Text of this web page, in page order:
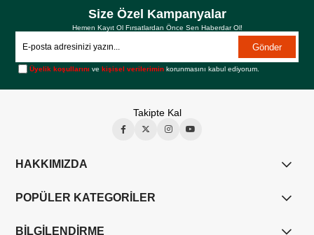
Size Özel Kampanyalar
Hemen Kayıt Ol Fırsatlardan Önce Sen Haberdar Ol!
Gönder
Üyelik koşullarını vekişisel verilerimin korunmasını kabul ediyorum.
Takipte Kal
HAKKIMIZDA
POPÜLER KATEGORİLER
BİLGİLENDİRME